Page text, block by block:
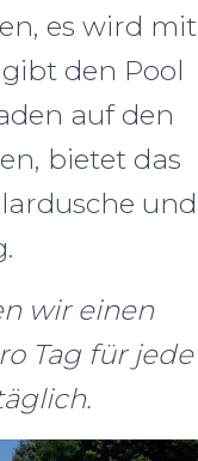
es wird mit
den Pool
auf den
bietet das
und
wir einen
Tag für jede